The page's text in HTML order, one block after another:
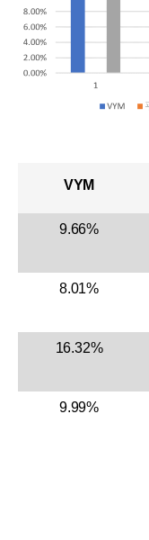
VYM
9.66%
8.01%
16.32%
9.99%